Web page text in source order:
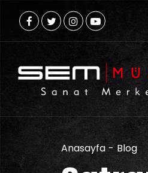
Anasayfa Blog